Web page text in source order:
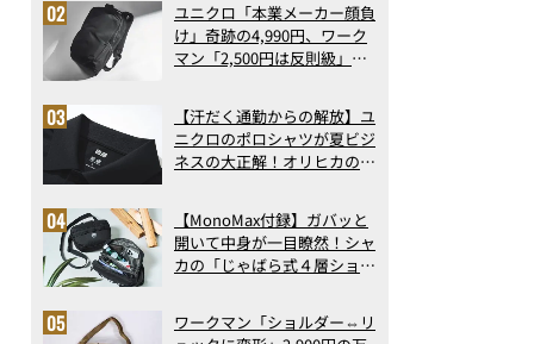
で決定版
ユニクロ「本業メーカー顔負
け」奇跡の4,990円、ワーク
マン「2,500円は反則級」凄
ト3】（2026年6月版）
【汗だく通勤からの解放】ユ
ニクロのポロシャツが夏ビジ
ネスの大正解！オリヒカの透
アの実力
【MonoMax付録】ガバッと
開いて中身が一目瞭然！シャ
カの「じゃばら式４層ショル
った！
ワークマン「ショルダー⇔リ